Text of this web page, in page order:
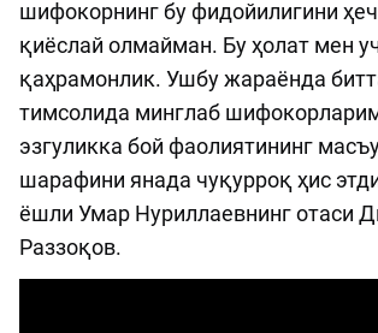
шифокорнинг бу фидойилигини
қиёслай олмайман. Бу ҳолат мен
қаҳрамонлик. Ушбу жараёнда
тимсолида минглаб
эзгуликка бой фаолиятининг
шарафини янада чуқурроқ ҳис
ёшли Умар Нуриллаевнинг отаси
Раззоқов.